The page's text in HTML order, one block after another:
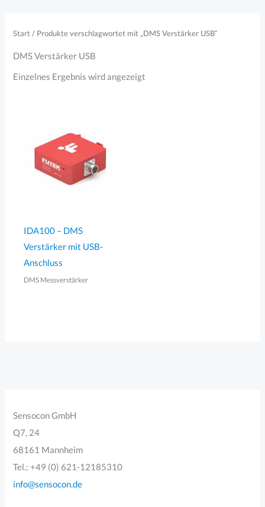
springen
Sensocon GmbH
Q7, 24
68161 Mannheim
Tel.: +49 (0) 621-12185310
info@sensocon.de
Start / Produkte verschlagwortet mit „DMS Verstärker USB“
DMS Verstärker USB
Einzelnes Ergebnis wird angezeigt
IDA100 – DMS
Verstärker mit USB-
Anschluss
DMS Messverstärker